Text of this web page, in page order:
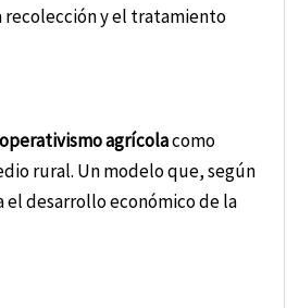
recolección y el tratamiento
agrícolacomo
rural. Un modelo que, según
el desarrollo económico de la